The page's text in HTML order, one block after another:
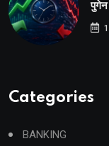
Categories
BANKING